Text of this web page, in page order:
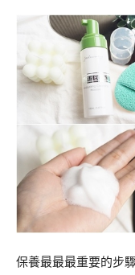
保養最最最重要的步